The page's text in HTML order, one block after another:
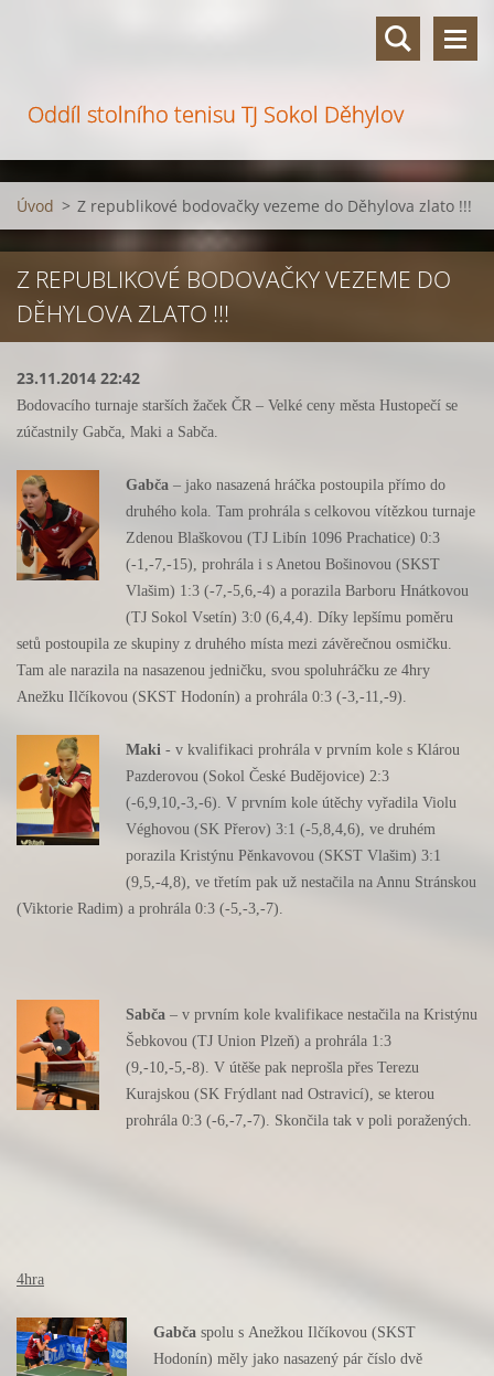
Oddíl stolního tenisu TJ Sokol Děhylov
Úvod > Z republikové bodovačky vezeme do Děhylova zlato !!!
Z REPUBLIKOVÉ BODOVAČKY VEZEME DO
DĚHYLOVA ZLATO !!!
23.11.2014 22:42
Bodovacího turnaje starších žaček ČR – Velké ceny města Hustopečí se
zúčastnily Gabča, Maki a Sabča.
Gabča – jako nasazená hráčka postoupila přímo do
druhého kola. Tam prohrála s celkovou vítězkou turnaje
Zdenou Blaškovou (TJ Libín 1096 Prachatice) 0:3
(-1,-7,-15), prohrála i s Anetou Bošinovou (SKST
Vlašim) 1:3 (-7,-5,6,-4) a porazila Barboru Hnátkovou
(TJ Sokol Vsetín) 3:0 (6,4,4). Díky lepšímu poměru
setů postoupila ze skupiny z druhého místa mezi závěrečnou osmičku.
Tam ale narazila na nasazenou jedničku, svou spoluhráčku ze 4hry
Anežku Ilčíkovou (SKST Hodonín) a prohrála 0:3 (-3,-11,-9).
Maki - v kvalifikaci prohrála v prvním kole s Klárou
Pazderovou (Sokol České Budějovice) 2:3
(-6,9,10,-3,-6). V prvním kole útěchy vyřadila Violu
Véghovou (SK Přerov) 3:1 (-5,8,4,6), ve druhém
porazila Kristýnu Pěnkavovou (SKST Vlašim) 3:1
(9,5,-4,8), ve třetím pak už nestačila na Annu Stránskou
(Viktorie Radim) a prohrála 0:3 (-5,-3,-7).
Sabča – v prvním kole kvalifikace nestačila na Kristýnu
Šebkovou (TJ Union Plzeň) a prohrála 1:3
(9,-10,-5,-8). V útěše pak neprošla přes Terezu
Kurajskou (SK Frýdlant nad Ostravicí), se kterou
prohrála 0:3 (-6,-7,-7). Skončila tak v poli poražených.
4hra
Gabča spolu s Anežkou Ilčíkovou (SKST
Hodonín) měly jako nasazený pár číslo dvě